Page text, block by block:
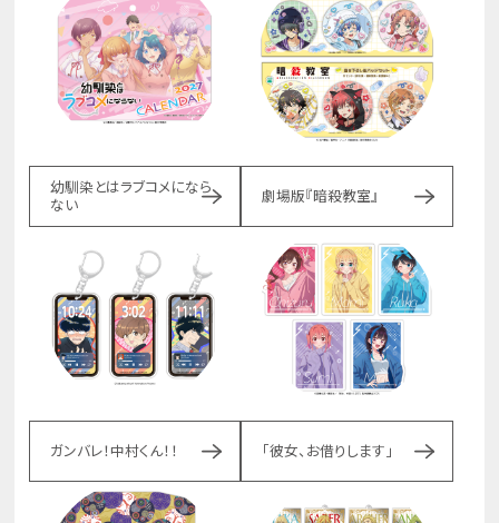
幼馴染とはラブコメになら
ない
劇場版『暗殺教室』
ガンバレ！中村くん！！ 「彼女、お借りします」